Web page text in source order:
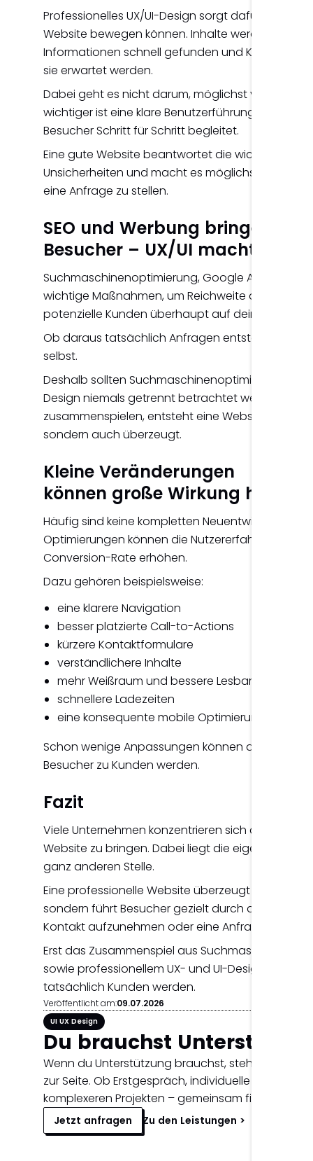
Professionelles UX/UI-Design sorgt dafür, dass
Website bewegen können. Inhalte werden
Informationen schnell gefunden und
sie erwartet werden.
Dabei geht es nicht darum, möglichst viele
wichtiger ist eine klare Benutzerführung, die
Besucher Schritt für Schritt begleitet.
Eine gute Website beantwortet die wichtigsten
Unsicherheiten und macht es möglichst einfach,
eine Anfrage zu stellen.
SEO und Werbung bringen
Besucher – UX/UI macht
Suchmaschinenoptimierung, Google Ads oder
wichtige Maßnahmen, um Reichweite
potenzielle Kunden überhaupt auf deine Website
Ob daraus tatsächlich Anfragen entstehen,
selbst.
Deshalb sollten Suchmaschinenoptimierung,
Design niemals getrennt betrachtet werden. Erst
zusammenspielen, entsteht eine Website, die
sondern auch überzeugt.
Kleine Veränderungen
können große Wirkung haben
Häufig sind keine kompletten Neuentwicklungen
Optimierungen können die Nutzererfahrung
Conversion-Rate erhöhen.
Dazu gehören beispielsweise:
eine klarere Navigation
besser platzierte Call-to-Actions
kürzere Kontaktformulare
verständlichere Inhalte
mehr Weißraum und bessere Lesbarkeit
schnellere Ladezeiten
eine konsequente mobile Optimierung
Schon wenige Anpassungen können dazu
Besucher zu Kunden werden.
Fazit
Viele Unternehmen konzentrieren sich darauf,
Website zu bringen. Dabei liegt die eigentliche
ganz anderen Stelle.
Eine professionelle Website überzeugt nicht nur
sondern führt Besucher gezielt durch die Inhalte
Kontakt aufzunehmen oder eine Anfrage zu stellen.
Erst das Zusammenspiel aus
sowie professionellem UX- und UI-Design sorgt
tatsächlich Kunden werden.
Veröffentlicht am:09.07.2026
UI UX Design
Du brauchst
Wenn du Unterstützung brauchst, stehe ich dir
zur Seite. Ob Erstgespräch, individuelle Beratung
komplexeren Projekten – gemeinsam finden wir
Jetzt anfragen Zu den Leistungen >